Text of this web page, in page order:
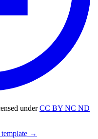
underCC BY NC ND
template →